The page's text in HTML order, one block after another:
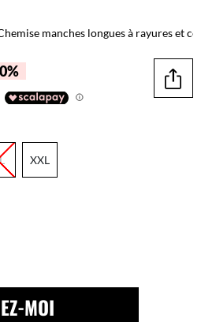
manches longues à rayures et
XXL
MOI